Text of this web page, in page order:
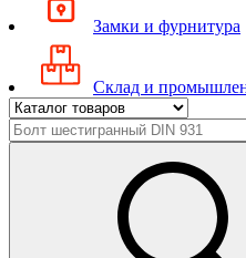
Замки и фурнитура
Склад и